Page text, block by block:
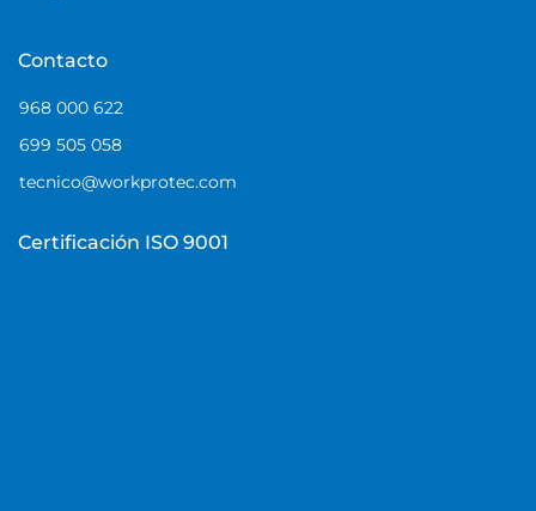
Contacto
968 000 622
699 505 058
tecnico@workprotec.com
Certificación ISO 9001